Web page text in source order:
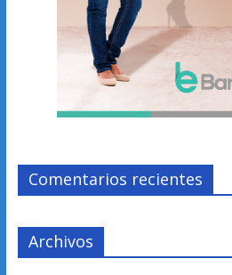
Comentarios recientes
Archivos